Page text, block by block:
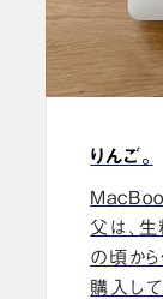
りんご。
父は、
の頃か
購入し